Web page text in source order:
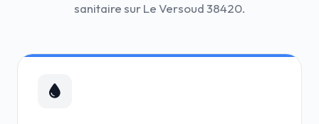
sanitaire sur Le Versoud 38420.